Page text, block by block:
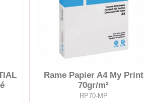
Rame Papier A4 My Print
70gr/m²
RP70-MP